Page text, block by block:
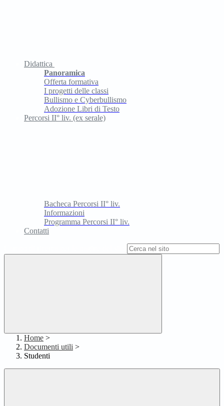
Didattica
Panoramica
Offerta formativa
I progetti delle classi
Bullismo e Cyberbullismo
Adozione Libri di Testo
Percorsi II° liv. (ex serale)
Bacheca Percorsi II° liv.
Informazioni
Programma Percorsi II° liv.
Contatti
Home >
Documenti utili >
Studenti